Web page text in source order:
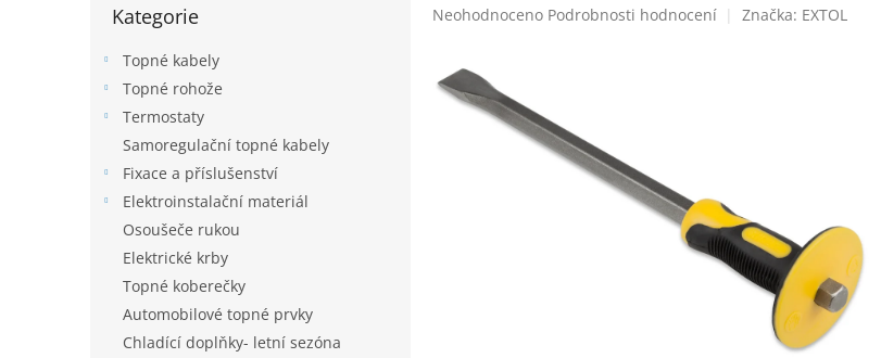
kategorie
Kategorie
Topné kabely
Topné rohože
Termostaty
Samoregulační topné kabely
Fixace a příslušenství
Elektroinstalační materiál
Osoušeče rukou
Elektrické krby
Topné koberečky
Automobilové topné prvky
Chladící doplňky- letní sezóna
Průměrné
je
0,0
Neohodnoceno Podrobnosti hodnocení Značka: EXTOL